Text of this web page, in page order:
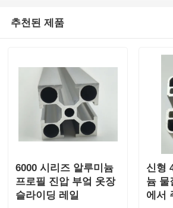
알루미늄 히트 싱크 추출 프로파일
추천된 제품
6000 시리즈 알루미늄
프로필 진압 부엌 옷장
슬라이딩 레일
신형
늄 물
에서